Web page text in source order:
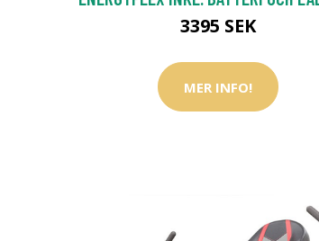
3395 SEK
MER INFO!